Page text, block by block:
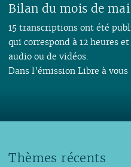
Bilan du mois de
15 transcriptions ont été
qui correspond à 12 heures
audio ou de vidéos.
Dans l’émission Libre à
Thèmes récents